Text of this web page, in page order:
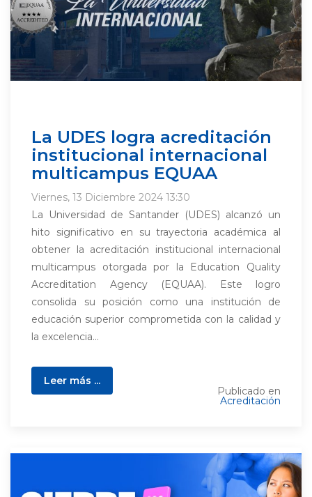
La UDES logra acreditación
institucional internacional
multicampus EQUAA
Viernes, 13 Diciembre 2024 13:30
La Universidad de Santander (UDES) alcanzó un
hito significativo en su trayectoria académica al
obtener la acreditación institucional internacional
multicampus otorgada por la Education Quality
Accreditation Agency (EQUAA). Este logro
consolida su posición como una institución de
educación superior comprometida con la calidad y
la excelencia...
Leer más ...
Publicado en
Acreditación